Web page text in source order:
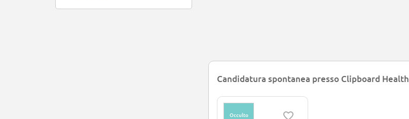
Candidatura spontanea presso Clipboard Health
Occulto